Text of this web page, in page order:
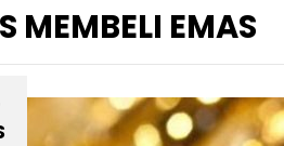
MEMBELI EMAS